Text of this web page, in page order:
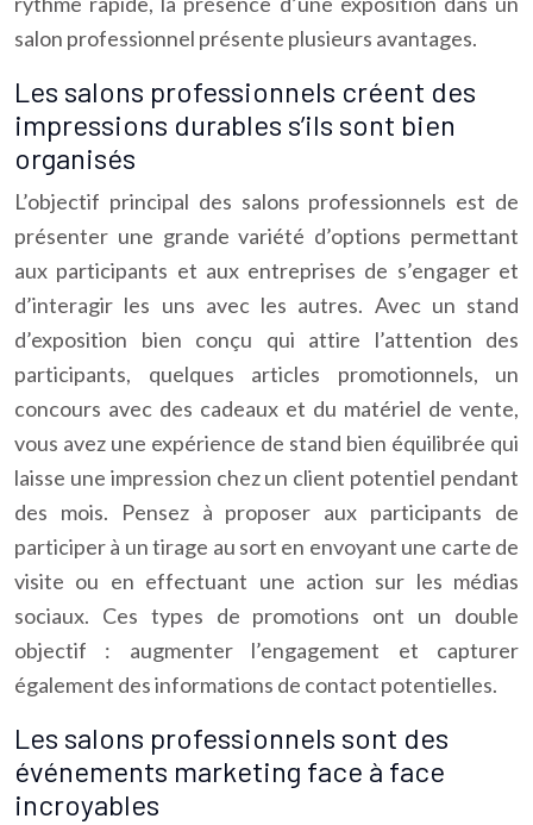
salon professionnel présente plusieurs avantages.
Les salons professionnels créent des
impressions durables s’ils sont bien
organisés
L’objectif principal des salons professionnels est de
présenter une grande variété d’options permettant
aux participants et aux entreprises de s’engager et
d’interagir les uns avec les autres. Avec un stand
d’exposition bien conçu qui attire l’attention des
participants, quelques articles promotionnels, un
concours avec des cadeaux et du matériel de vente,
vous avez une expérience de stand bien équilibrée qui
laisse une impression chez un client potentiel pendant
des mois. Pensez à proposer aux participants de
participer à un tirage au sort en envoyant une carte de
visite ou en effectuant une action sur les médias
sociaux. Ces types de promotions ont un double
objectif : augmenter l’engagement et capturer
également des informations de contact potentielles.
Les salons professionnels sont des
événements marketing face à face
incroyables